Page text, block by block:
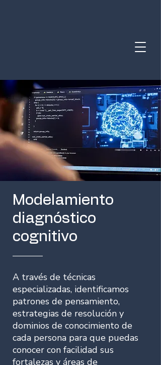
Modelamiento
diagnóstico
cognitivo
A través de técnicas
especializadas, identificamos
patrones de pensamiento,
estrategias de resolución y
dominios de conocimiento de
cada persona para que puedas
conocer con facilidad sus
fortalezas y áreas de